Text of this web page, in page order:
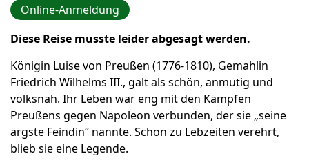
Online-Anmeldung
Diese Reise musste leider abgesagt werden.
Königin Luise von Preußen (1776-1810), Gemahlin
Friedrich Wilhelms III., galt als schön, anmutig und
volksnah. Ihr Leben war eng mit den Kämpfen
Preußens gegen Napoleon verbunden, der sie „seine
ärgste Feindin“ nannte. Schon zu Lebzeiten verehrt,
blieb sie eine Legende.